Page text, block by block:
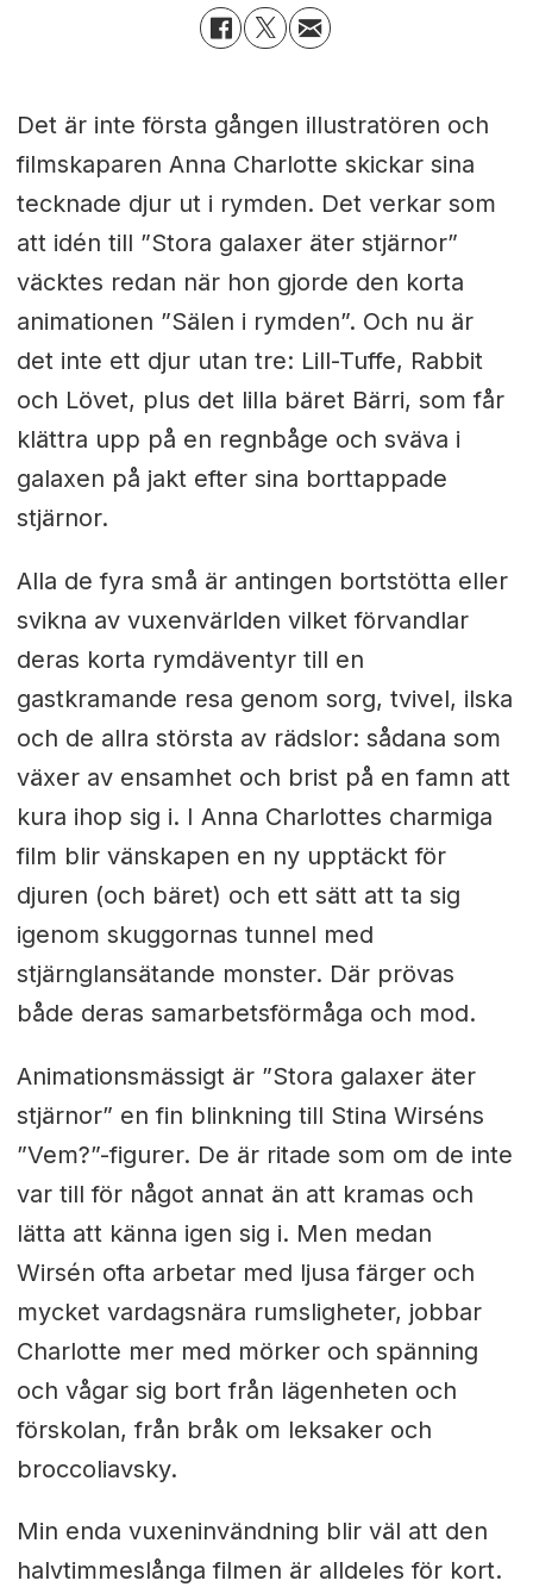
Det är inte första gången illustratören och
filmskaparen Anna Charlotte skickar sina
tecknade djur ut i rymden. Det verkar som
att idén till ”Stora galaxer äter stjärnor”
väcktes redan när hon gjorde den korta
animationen ”Sälen i rymden”. Och nu är
det inte ett djur utan tre: Lill-Tuffe, Rabbit
och Lövet, plus det lilla bäret Bärri, som får
klättra upp på en regnbåge och sväva i
galaxen på jakt efter sina borttappade
stjärnor.
Alla de fyra små är antingen bortstötta eller
svikna av vuxenvärlden vilket förvandlar
deras korta rymdäventyr till en
gastkramande resa genom sorg, tvivel, ilska
och de allra största av rädslor: sådana som
växer av ensamhet och brist på en famn att
kura ihop sig i. I Anna Charlottes charmiga
film blir vänskapen en ny upptäckt för
djuren (och bäret) och ett sätt att ta sig
igenom skuggornas tunnel med
stjärnglansätande monster. Där prövas
både deras samarbetsförmåga och mod.
Animationsmässigt är ”Stora galaxer äter
stjärnor” en fin blinkning till Stina Wirséns
”Vem?”-figurer. De är ritade som om de inte
var till för något annat än att kramas och
lätta att känna igen sig i. Men medan
Wirsén ofta arbetar med ljusa färger och
mycket vardagsnära rumsligheter, jobbar
Charlotte mer med mörker och spänning
och vågar sig bort från lägenheten och
förskolan, från bråk om leksaker och
broccoliavsky.
Min enda vuxeninvändning blir väl att den
halvtimmeslånga filmen är alldeles för kort.